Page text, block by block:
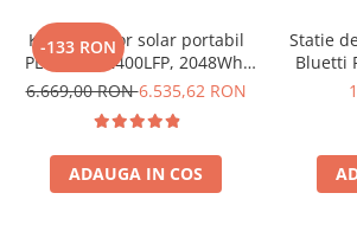
-133 RON
Kit generator solar portabil
PECRON E2400LFP, 2048Wh,
2400W, 230V, Incarcare super
MPPT dublu, Protectie BMS +
Panou solar 200W
6.669,00 RON6.535,62 RON
ADAUGA IN COS
Statie
Bluetti